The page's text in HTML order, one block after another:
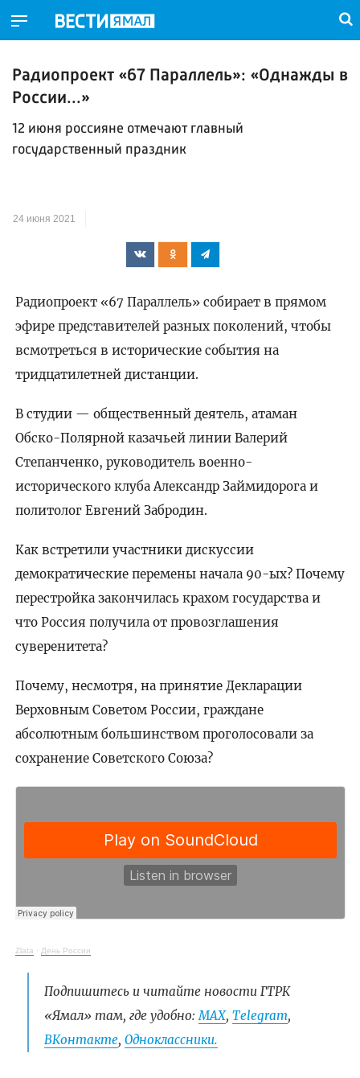
Радиопроект «67 Параллель»: «Однажды в
России...»
12 июня россияне отмечают главный
государственный праздник
24 июня 2021
Радиопроект «67 Параллель» собирает в прямом
эфире представителей разных поколений, чтобы
всмотреться в исторические события на
тридцатилетней дистанции.
В студии — общественный деятель, атаман
Обско-Полярной казачьей линии Валерий
Степанченко, руководитель военно-
исторического клуба Александр Займидорога и
политолог Евгений Забродин.
Как встретили участники дискуссии
демократические перемены начала 90-ых? Почему
перестройка закончилась крахом государства и
что Россия получила от провозглашения
суверенитета?
Почему, несмотря, на принятие Декларации
Верховным Советом России, граждане
абсолютным большинством проголосовали за
сохранение Советского Союза?
Zlata · День России
Подпишитесь и читайте новости ГТРК
«Ямал» там, где удобно: МАХ, Telegram,
ВКонтакте, Одноклассники.